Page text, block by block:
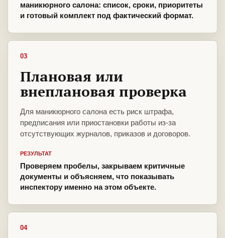
маникюрного салона: список, сроки, приоритеты
и готовый комплект под фактический формат.
03
Плановая или
внеплановая проверка
Для маникюрного салона есть риск штрафа,
предписания или приостановки работы из-за
отсутствующих журналов, приказов и договоров.
РЕЗУЛЬТАТ
Проверяем пробелы, закрываем критичные
документы и объясняем, что показывать
инспектору именно на этом объекте.
04